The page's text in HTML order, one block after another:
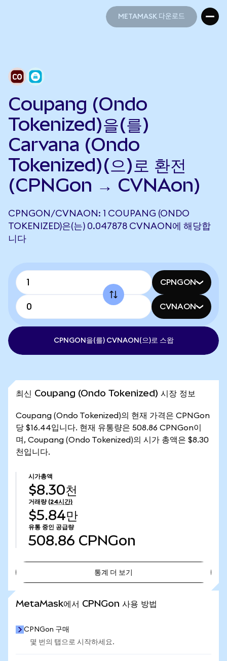
METAMASK 다운로드
Coupang (Ondo
Tokenized)을(를)
Carvana (Ondo
Tokenized)(으)로 환전
(CPNGon → CVNAon)
CPNGON/CVNAON: 1 COUPANG (ONDO
TOKENIZED)은(는) 0.047878 CVNAON에 해당합
니다
CPNGON
CVNAON
CPNGON을(를) CVNAON(으)로 스왑
최신 Coupang (Ondo Tokenized) 시장 정보
Coupang (Ondo Tokenized)의 현재 가격은 CPNGon
당 $16.44입니다. 현재 유통량은 508.86 CPNGon이
며, Coupang (Ondo Tokenized)의 시가 총액은 $8.30
천입니다.
시가총액
$8.30천
거래량 (24시간)
$5.84만
유통 중인 공급량
508.86 CPNGon
통계 더 보기
MetaMask에서 CPNGon 사용 방법
CPNGon 구매
몇 번의 탭으로 시작하세요.